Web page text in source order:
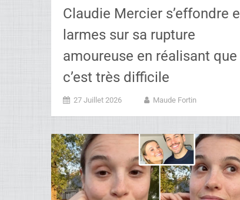
Claudie Mercier s’effondre
larmes sur sa rupture
amoureuse en réalisant que
c’est très difficile
27 Juillet 2026 Maude Fortin